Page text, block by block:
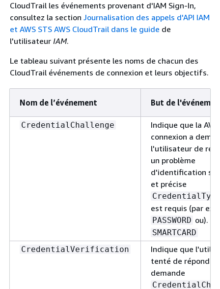
CloudTrail les événements provenant d'IAM Sign-In,
consultez la section Journalisation des appels d'API IAM
et AWS STS AWS CloudTrail dans le guide de
l'utilisateur IAM.
Le tableau suivant présente les noms de chacun des
CloudTrail événements de connexion et leurs objectifs.
Nom de l’événement But de
CredentialChallenge
Indique que la AWS
connexion a
l'utilisateur de
un problème
d'identification
et précise
est requis (par
PASSWORD ou).
SMARTCARD
CredentialVerification
Indique que
tenté de répondre
demande